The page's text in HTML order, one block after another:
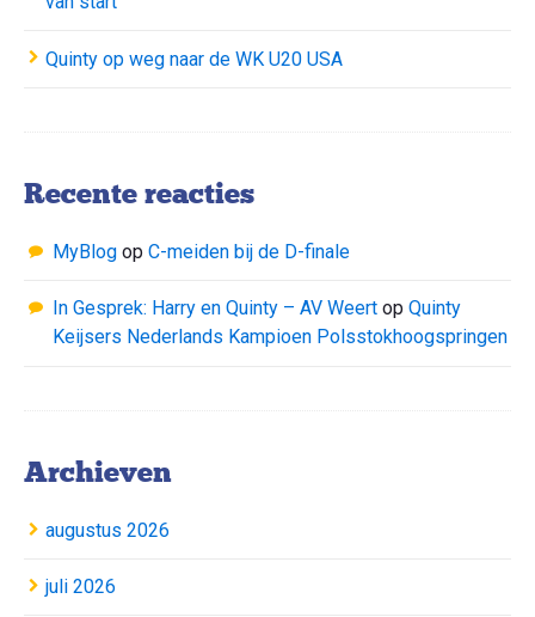
Quinty op weg naar de WK U20 USA
Recente reacties
MyBlog op C-meiden bij de D-finale
In Gesprek: Harry en Quinty – AV Weert op Quinty
Keijsers Nederlands Kampioen Polsstokhoogspringen
Archieven
augustus 2026
juli 2026